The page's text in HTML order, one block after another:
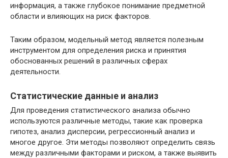
информация, а также глубокое понимание предметной
области и влияющих на риск факторов.
Таким образом, модельный метод является полезным
инструментом для определения риска и принятия
обоснованных решений в различных сферах
деятельности.
Статистические данные и анализ
Для проведения статистического анализа обычно
используются различные методы, такие как проверка
гипотез, анализ дисперсии, регрессионный анализ и
многое другое. Эти методы позволяют определить связь
между различными факторами и риском, а также выявить